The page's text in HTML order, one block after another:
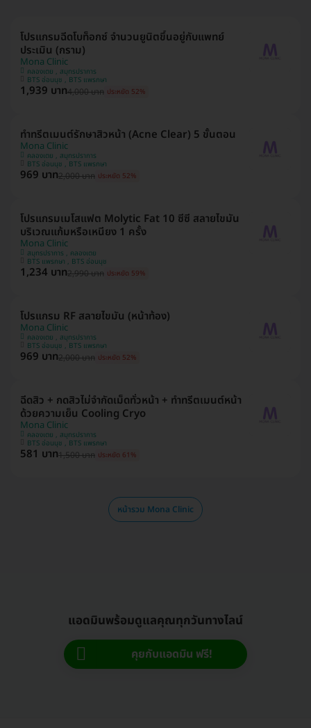
โปรแกรมฉีดโบท็อกซ์ จำนวนยูนิตขึ้นอยู่กับแพทย์
ประเมิน (กราม)
Mona Clinic
คลองเตย , สมุทรปราการ
BTS อ่อนนุช , BTS แพรกษา
1,939 บาท4,000 บาท ประหยัด 52%
ทำทรีตเมนต์รักษาสิวหน้า (Acne Clear) 5 ขั้นตอน
Mona Clinic
คลองเตย , สมุทรปราการ
BTS อ่อนนุช , BTS แพรกษา
969 บาท2,000 บาท ประหยัด 52%
โปรแกรมเมโสแฟต Molytic Fat 10 ซีซี สลายไขมัน
บริเวณแก้มหรือเหนียง 1 ครั้ง
Mona Clinic
สมุทรปราการ , คลองเตย
BTS แพรกษา , BTS อ่อนนุช
1,234 บาท2,990 บาท ประหยัด 59%
โปรแกรม RF สลายไขมัน (หน้าท้อง)
Mona Clinic
คลองเตย , สมุทรปราการ
BTS อ่อนนุช , BTS แพรกษา
969 บาท2,000 บาท ประหยัด 52%
ฉีดสิว + กดสิวไม่จำกัดเม็ดทั่วหน้า + ทำทรีตเมนต์หน้า
ด้วยความเย็น Cooling Cryo
Mona Clinic
คลองเตย , สมุทรปราการ
BTS อ่อนนุช , BTS แพรกษา
581 บาท1,500 บาท ประหยัด 61%
หน้ารวม Mona Clinic
แอดมินพร้อมดูแลคุณทุกวันทางไลน์
คุยกับแอดมิน ฟรี!